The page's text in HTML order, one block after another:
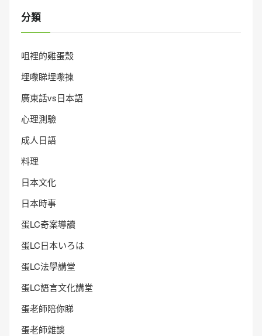
分類
咀裡的雞蛋殼
埋嚟睇埋嚟揀
廣東話vs日本語
心理測驗
成人日語
料理
日本文化
日本時事
蛋LC奇案導讀
蛋LC日本いろは
蛋LC法學講堂
蛋LC語言文化講堂
蛋老師陪你睇
蛋老師雜談